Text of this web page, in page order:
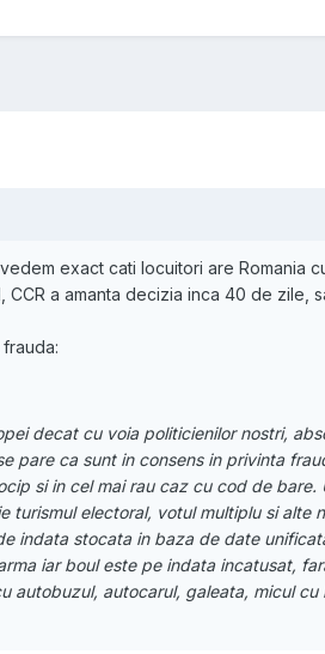
exact cati locuitori are Romania
a amanta decizia inca 40 de
decat cu voia politicienilor nostri,
pare ca sunt in consens in privinta
si in cel mai rau caz cu cod de
electoral, votul multiplu si alte
indata stocata in baza de date
iar boul este pe indata incatusat,
autocarul, galeata, micul cu